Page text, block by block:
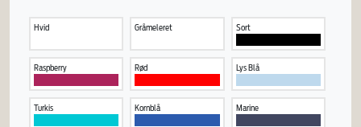
Hvid Gråmeleret Sort
Raspberry Rød Lys Blå
Turkis Kornblå Marine